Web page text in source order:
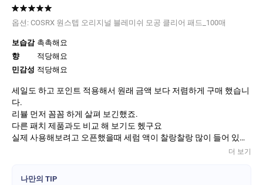
옵션: COSRX 원스텝 오리지널 블레미쉬 모공 클리어 패드_100매
보습감 촉촉해요
향
적당해요
민감성 적당해요
세일도 하고 포인트 적용해서 원래 금액 보다 저렴하게 구매 했습니
다.
리뷸 먼저 꼼꼼 하게 살펴 보긴했죠.
다른 패치 제품과도 비교 해 보기도 헸구요
실제 사용해보려고 오픈했을때 세럼 액이 찰랑찰랑 많이 들어 있어
더 보기
나만의 TIP